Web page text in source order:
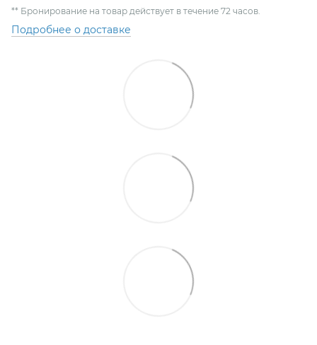
** Бронирование на товар действует в течение 72 часов.
Подробнее о доставке